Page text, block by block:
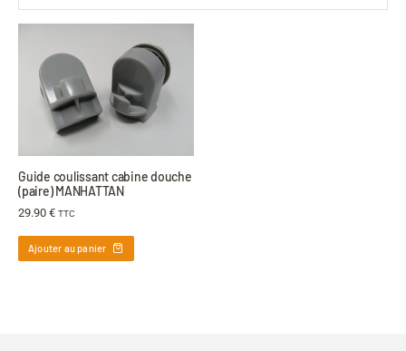
Guide coulissant cabine douche
(paire) MANHATTAN
29.90 € TTC
Ajouter au panier